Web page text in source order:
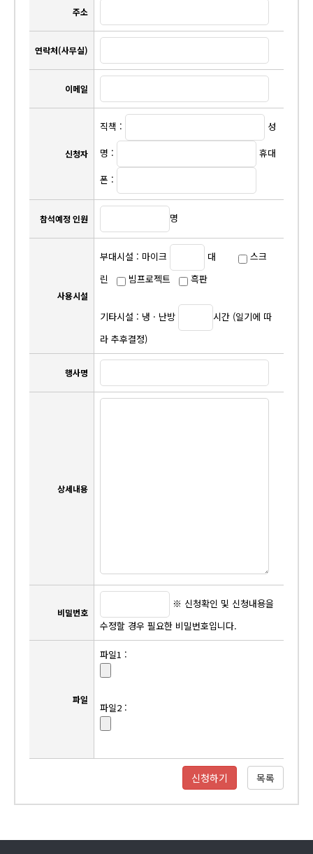
주소
연락처(사무실)
이메일
신청자
직책 :
성
명 :
휴대
폰 :
참석예정 인원 명
사용시설
부대시설 : 마이크 대
스크
린
빔프로젝트 흑판
기타시설 : 냉 · 난방
시간 (일기에 따
라 추후결정)
행사명
상세내용
비밀번호
※ 신청확인 및 신청내용을
수정할 경우 필요한 비밀번호입니다.
파일
파일1 :
파일2 :